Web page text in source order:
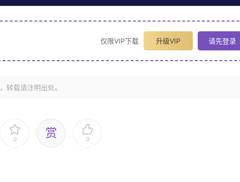
仅限VIP下载 升级VIP 请先登录
，转载请注明出处。
0 赏 0